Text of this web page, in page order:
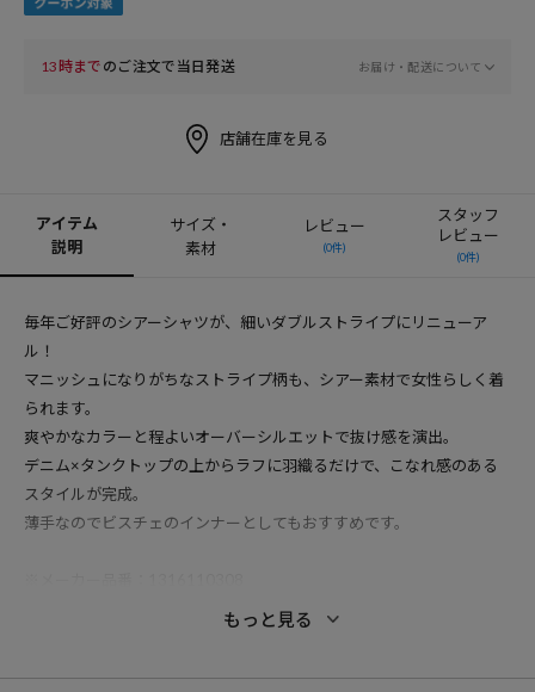
13時まで のご注文で当日発送 お届け・配送について
店舗在庫を見る
アイテム
説明
サイズ・
素材
レビュー
(0件)
スタッフ
レビュー
(0件)
毎年ご好評のシアーシャツが、細いダブルストライプにリニューア
ル！
マニッシュになりがちなストライプ柄も、シアー素材で女性らしく着
られます。
爽やかなカラーと程よいオーバーシルエットで抜け感を演出。
デニム×タンクトップの上からラフに羽織るだけで、こなれ感のある
スタイルが完成。
薄手なのでビスチェのインナーとしてもおすすめです。
もっと見る